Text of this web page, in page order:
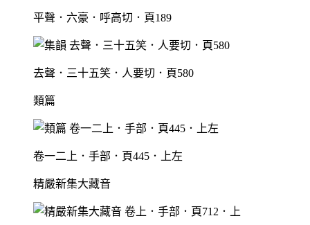
平聲．六豪．呼高切．頁189
去聲．三十五笑．人要切．頁580
類篇
卷一二上．手部．頁445．上左
精嚴新集大藏音